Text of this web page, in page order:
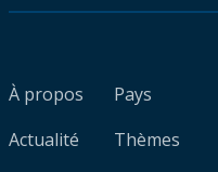
À propos
Actualité
Pays
Thèmes